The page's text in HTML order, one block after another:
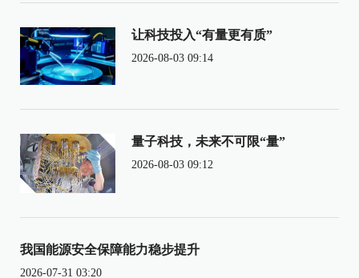
让科技投入“有量更有质”
2026-08-03 09:14
量子科技，未来不可限“量”
2026-08-03 09:12
我国能源安全保障能力稳步提升
2026-07-31 03:20